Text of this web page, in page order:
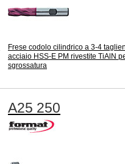
Frese codolo cilindrico a 3-4
acciaio HSS-E PM rivestite TiAlN
sgrossatura
A25 250